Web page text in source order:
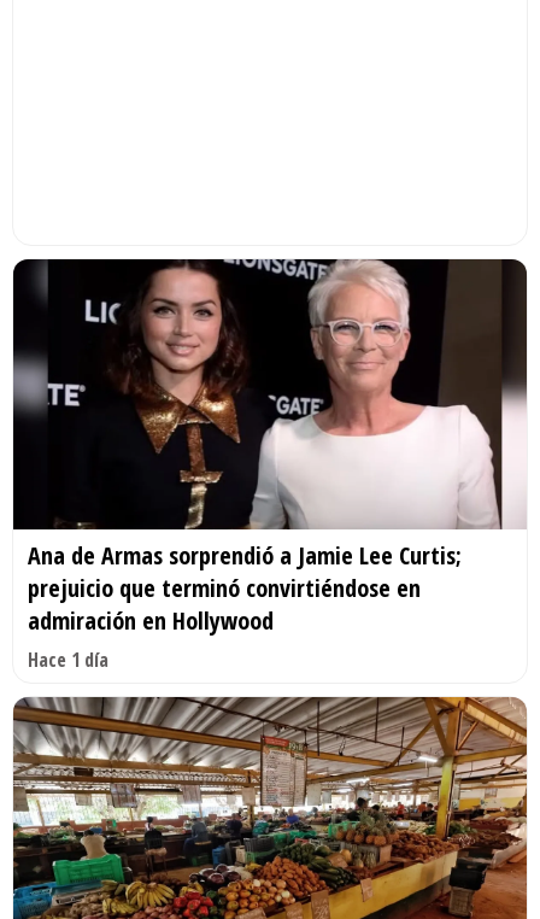
Ana de Armas sorprendió a Jamie Lee Curtis;
prejuicio que terminó convirtiéndose en
admiración en Hollywood
Hace 1 día